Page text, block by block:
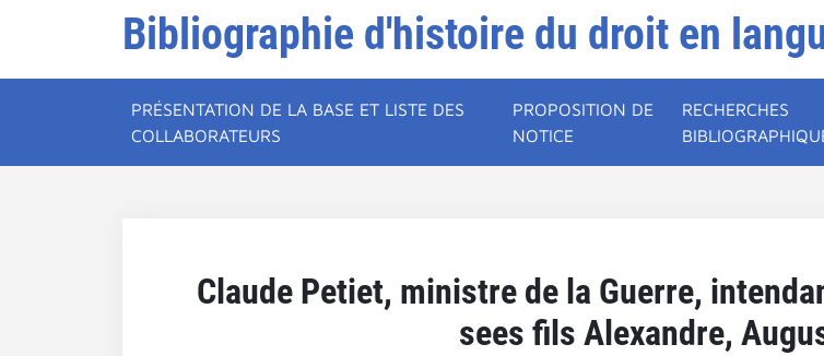
Bibliographie d'histoire du droit en
PRÉSENTATION DE LA BASE ET LISTE DES
COLLABORATEURS
PROPOSITION DE
NOTICE
RECHERCHES
Claude Petiet, ministre de la Guerre,
sees fils Alexandre,